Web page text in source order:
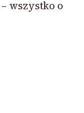
wszystko o